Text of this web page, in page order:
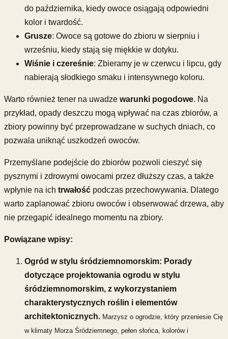
do października, kiedy owoce osiągają odpowiedni
kolor i twardość.
Grusze: Owoce są gotowe do zbioru w sierpniu i
wrześniu, kiedy stają się miękkie w dotyku.
Wiśnie i czereśnie: Zbieramy je w czerwcu i lipcu, gdy
nabierają słodkiego smaku i intensywnego koloru.
Warto również tener na uwadze warunki pogodowe. Na
przykład, opady deszczu mogą wpływać na czas zbiorów, a
zbiory powinny być przeprowadzane w suchych dniach, co
pozwala uniknąć uszkodzeń owoców.
Przemyślane podejście do zbiorów pozwoli cieszyć się
pysznymi i zdrowymi owocami przez dłuższy czas, a także
wpłynie na ich trwałość podczas przechowywania. Dlatego
warto zaplanować zbioru owoców i obserwować drzewa, aby
nie przegapić idealnego momentu na zbiory.
Powiązane wpisy:
Ogród w stylu śródziemnomorskim: Porady
dotyczące projektowania ogrodu w stylu
śródziemnomorskim, z wykorzystaniem
charakterystycznych roślin i elementów
architektonicznych. Marzysz o ogrodzie, który przeniesie Cię
w klimaty Morza Śródziemnego, pełen słońca, kolorów i